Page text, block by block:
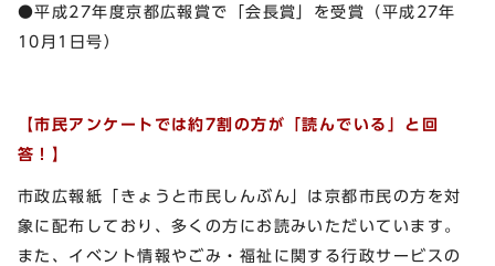
●平成27年度京都広報賞で「会長賞」を受賞（平成27年
10月1日号）
【市民アンケートでは約7割の方が「読んでいる」と回
答！】
市政広報紙「きょうと市民しんぶん」は京都市民の方を対
象に配布しており、多くの方にお読みいただいています。
また、イベント情報やごみ・福祉に関する行政サービスの